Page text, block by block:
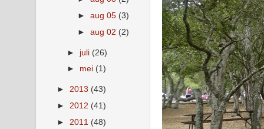
► aug 05 (3)
► aug 02 (2)
► juli (26)
► mei (1)
► 2013 (43)
► 2012 (41)
► 2011 (48)